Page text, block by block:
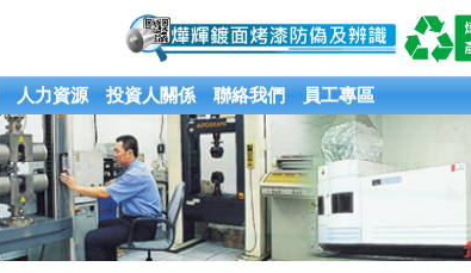
人力資源 投資人關係 聯絡我們 員工專區